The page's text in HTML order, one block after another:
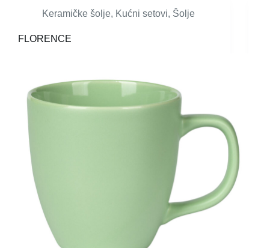
Keramičke šolje, Kućni setovi, Šolje
FLORENCE